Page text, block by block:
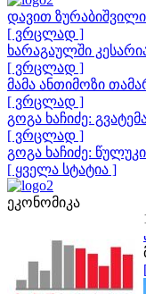
დავით
[ ვრცლად ]
ხარაგაულში
[ ვრცლად ]
მამა ანთიმოზი
[ ვრცლად ]
გოგა ხაჩიძე:
[ ვრცლად ]
გოგა ხაჩიძე:
[ ყველა სტატია ]
ეკონომიკა